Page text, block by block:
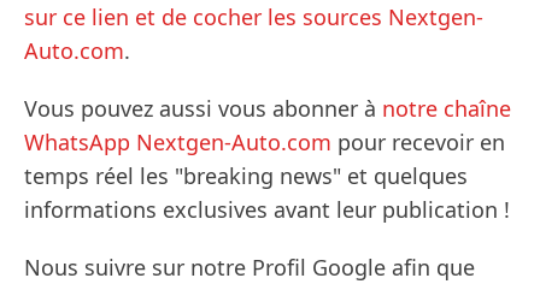
sur ce lien et de cocher les sources Nextgen-
Auto.com.
Vous pouvez aussi vous abonner à notre chaîne
WhatsApp Nextgen-Auto.com pour recevoir en
temps réel les "breaking news" et quelques
informations exclusives avant leur publication !
Nous suivre sur notre Profil Google afin que